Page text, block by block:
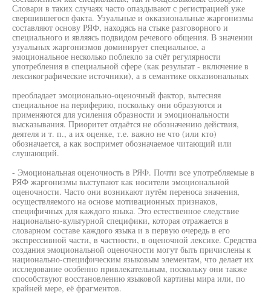
Словари в таких случаях часто опаздывают с регистрацией уже
свершившегося факта. Узуальные и окказиональные жаргонизмы
составляют основу РЯФ, находясь на стыке разговорного и
специального и являясь подвидом речевого общения. В значении
узуальных жаргонизмов доминирует специальное, а
эмоциональное несколько поблекло за счёт регулярности
употребления в специальной сфере (как результат - включение в
лексикографические источники), а в семантике окказиональных
преобладает эмоционально-оценочный фактор, вытесняя
специальное на периферию, поскольку они образуются и
применяются для усиления образности и эмоциональности
высказывания. Приоритет отдаётся не обозначению действия,
деятеля и т. п., а их оценке, т.е. важно не что (или кто)
обозначается, а как воспримет обозначаемое читающий или
слушающий.
- Эмоциональная оценочность в РЯФ. Почти все употребляемые в
РЯФ жаргонизмы выступают как носители эмоциональной
оценочности. Часто они возникают путём переноса значения,
осуществляемого на основе мотивационных признаков,
специфичных для каждого языка. Это естественное следствие
национально-культурной специфики, которая отражается в
словарном составе каждого языка и в первую очередь в его
экспрессивной части, в частности, в оценочной лексике. Средства
создания эмоциональной оценочности могут быть причислены к
национально-специфическим языковым элементам, что делает их
исследование особенно привлекательным, поскольку они также
способствуют восстановлению языковой картины мира или, по
крайней мере, её фрагментов.